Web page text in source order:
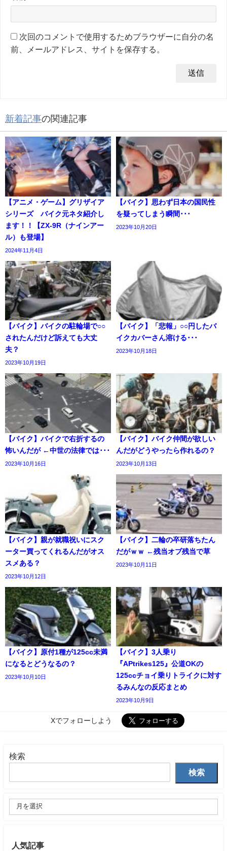
次回のコメントで使用するためブラウザーに自分の名
前、メールアドレス、サイトを保存する。
新着記事の関連記事
【アニメ・ゲーム】グリザイア
シリーズ バイク元ネタ紹介し
ます！！【ZX-9R（ナインアー
ル）も登場】
2024年11月4日
【バイク】思わず日本の国民性
を疑ってしまう瞬間･･･
2023年10月20日
【バイク】バイクの駐輪場で○○
されたんだけど訴えても大丈
夫？
2023年10月19日
【バイク】「悲報」○○円したバ
イクカバーさん溶ける･･･
2023年10月18日
【バイク】バイクで右折するの
怖いんだが ←中世の法律では･･･
2023年10月16日
【バイク】バイク仲間が欲しい
んだがどうやったら作れるの？
2023年10月13日
【バイク】親が就職祝いにスク
ーター買ってくれるんだがオス
スメある？
2023年10月12日
【バイク】二輪の卒研落ちたん
だがｗｗ ←残当オブ残当で草
2023年10月11日
【バイク】原付1種が125cc未満
になるとどうなるの？
2023年10月10日
【バイク】3人乗り
『APtrikes125』公道OKの
125ccチョイ乗りトライクに対す
るみんなの反応まとめ
2023年10月9日
Xでフォローしよう
検索
検索
人気記事